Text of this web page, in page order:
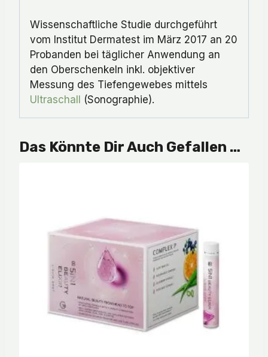
Wissenschaftliche Studie durchgeführt
vom Institut Dermatest im März 2017 an 20
Probanden bei täglicher Anwendung an
den Oberschenkeln inkl. objektiver
Messung des Tiefengewebes mittels
Ultraschall (Sonographie).
Das Könnte Dir Auch Gefallen …